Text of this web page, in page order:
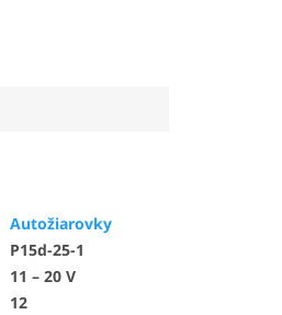
Autožiarovky
P15d-25-1
11 – 20 V
12